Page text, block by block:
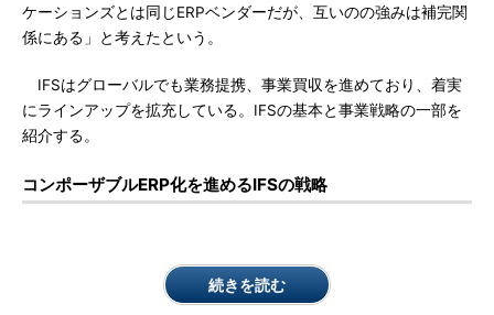
ケーションズとは同じERPベンダーだが、互いのの強みは補完関
係にある」と考えたという。
IFSはグローバルでも業務提携、事業買収を進めており、着実
にラインアップを拡充している。IFSの基本と事業戦略の一部を
紹介する。
コンポーザブルERP化を進めるIFSの戦略
続きを読む